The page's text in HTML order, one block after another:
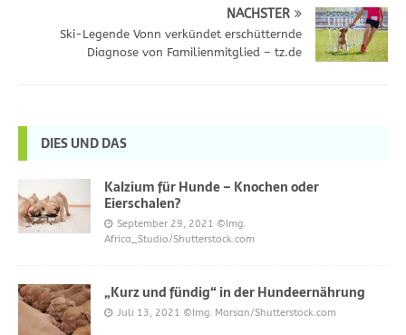
NÄCHSTER
Ski-Legende Vonn verkündet erschütternde
Diagnose von Familienmitglied – tz.de
DIES UND DAS
Kalzium für Hunde – Knochen oder
Eierschalen?
September 29, 2021 ©Img.
Africa_Studio/Shutterstock.com
„Kurz und fündig“ in der Hundeernährung
Juli 13, 2021 ©Img. Marsan/Shutterstock.com